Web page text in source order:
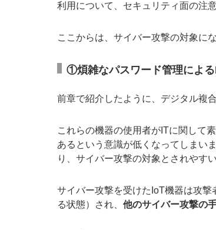
利用について、セキュリティ面の注
ここからは、サイバー攻撃の対象に
①煩雑なパスワード管理によ
前章で紹介したように、デジタル複
これらの機器の使用者がITに関して
あるという意識が低くなってしまい
り、サイバー攻撃の対象とされやすい
サイバー攻撃を受けたIoT機器は攻撃
る状態）され、他のサイバー攻撃の